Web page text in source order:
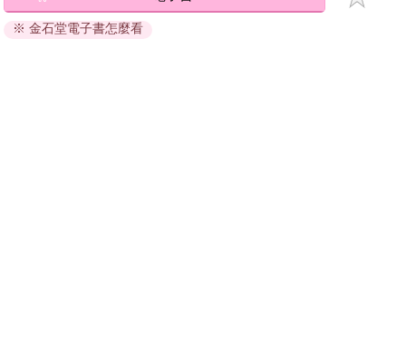
我知道腦中之所以會出現這個場景，是因為在專注的冥想中，我
非常執著地在想著完美這件事，而我在冥想時，總是會與我與所
閱讀直接開啟閱讀。
※ 金石堂電子書怎麼看